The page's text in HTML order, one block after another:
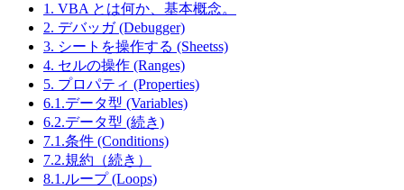
1. VBA とは何か、基本概念。
2. デバッガ (Debugger)
3. シートを操作する (Sheetss)
4. セルの操作 (Ranges)
5. プロパティ (Properties)
6.1.データ型 (Variables)
6.2.データ型 (続き)
7.1.条件 (Conditions)
7.2.規約（続き）
8.1.ループ (Loops)